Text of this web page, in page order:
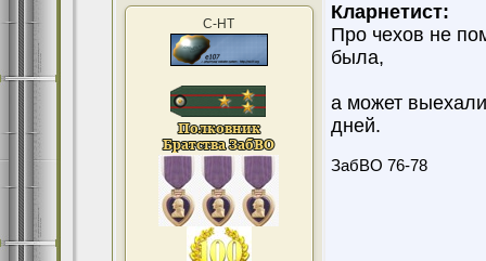
С-НТ
Кларнетист:
Про чехов не
была,
а может
дней.
ЗабВО 76-78